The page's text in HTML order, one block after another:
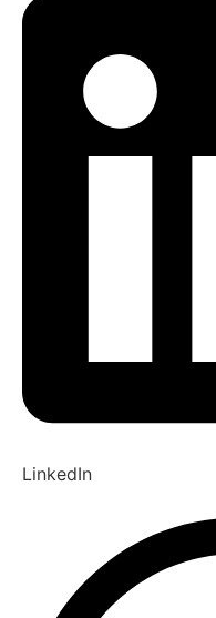
LinkedIn